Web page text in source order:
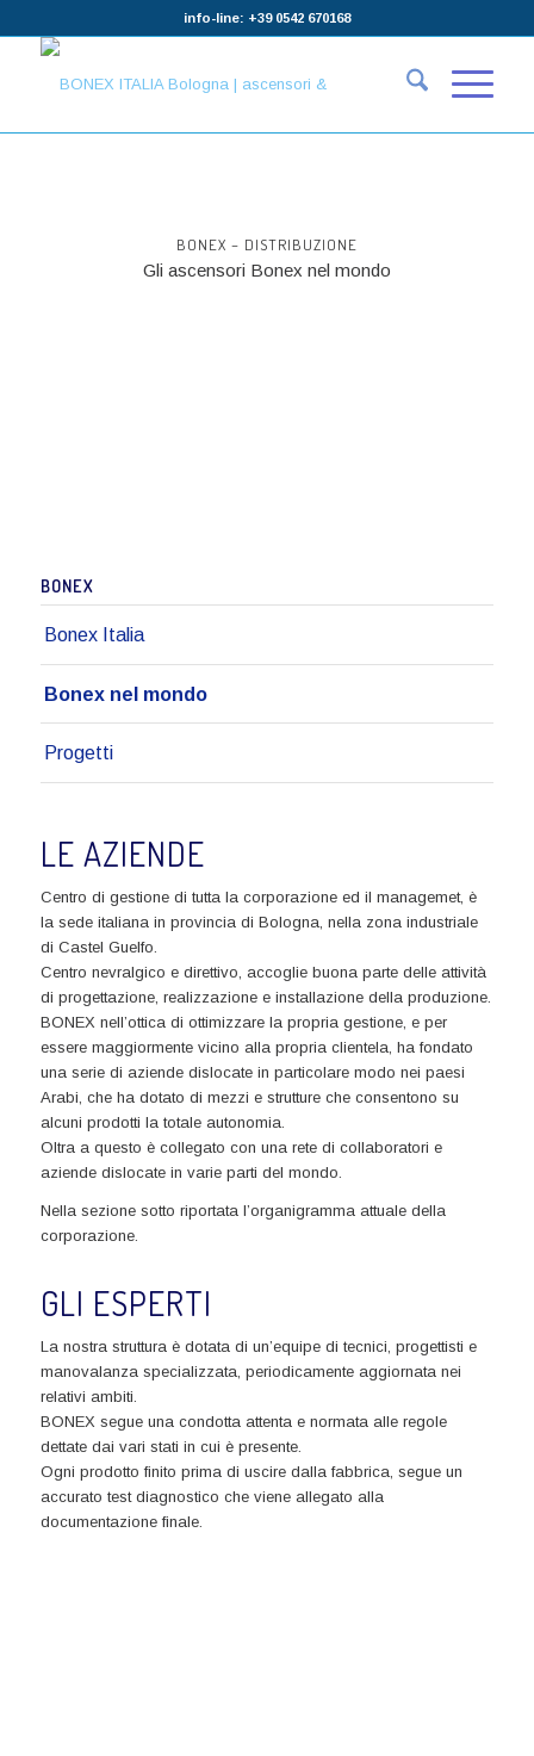
info-line: +39 0542 670168
BONEX – DISTRIBUZIONE
Gli ascensori Bonex nel mondo
BONEX
Bonex Italia
Bonex nel mondo
Progetti
LE AZIENDE
Centro di gestione di tutta la corporazione ed il managemet, è
la sede italiana in provincia di Bologna, nella zona industriale
di Castel Guelfo.
Centro nevralgico e direttivo, accoglie buona parte delle attività
di progettazione, realizzazione e installazione della produzione.
BONEX nell’ottica di ottimizzare la propria gestione, e per
essere maggiormente vicino alla propria clientela, ha fondato
una serie di aziende dislocate in particolare modo nei paesi
Arabi, che ha dotato di mezzi e strutture che consentono su
alcuni prodotti la totale autonomia.
Oltra a questo è collegato con una rete di collaboratori e
aziende dislocate in varie parti del mondo.
Nella sezione sotto riportata l’organigramma attuale della
corporazione.
GLI ESPERTI
La nostra struttura è dotata di un’equipe di tecnici, progettisti e
manovalanza specializzata, periodicamente aggiornata nei
relativi ambiti.
BONEX segue una condotta attenta e normata alle regole
dettate dai vari stati in cui è presente.
Ogni prodotto finito prima di uscire dalla fabbrica, segue un
accurato test diagnostico che viene allegato alla
documentazione finale.